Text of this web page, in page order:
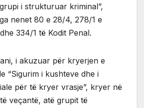
i strukturuar kriminal”,
nenet 80 e 28/4, 278/1 e
334/1 të Kodit Penal.
i akuzuar për kryerjen e
“Sigurim i kushteve dhe i
për të kryer vrasje”, kryer në
veçantë, atë grupit të